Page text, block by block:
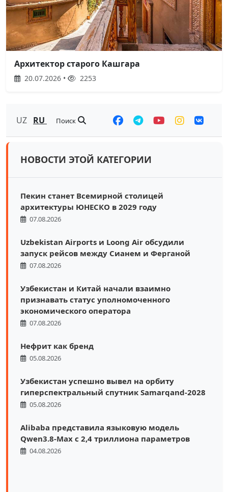
Архитектор старого Кашгара
20.07.2026 • 2253
UZ RU Поиск
НОВОСТИ ЭТОЙ КАТЕГОРИИ
Пекин станет Всемирной столицей
архитектуры ЮНЕСКО в 2029 году
07.08.2026
Uzbekistan Airports и Loong Air обсудили
запуск рейсов между Сианем и Ферганой
07.08.2026
Узбекистан и Китай начали взаимно
признавать статус уполномоченного
экономического оператора
07.08.2026
Нефрит как бренд
05.08.2026
Узбекистан успешно вывел на орбиту
гиперспектральный спутник Samarqand-2028
05.08.2026
Alibaba представила языковую модель
Qwen3.8-Max с 2,4 триллиона параметров
04.08.2026